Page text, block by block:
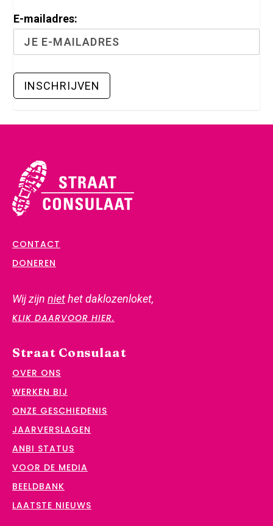
E-mailadres:
CONTACT
DONEREN
Wij zijn niethet daklozenloket,
KLIK DAARVOOR HIER.
Straat Consulaat
OVER ONS
WERKEN BIJ
ONZE GESCHIEDENIS
JAARVERSLAGEN
ANBI STATUS
VOOR DE MEDIA
BEELDBANK
LAATSTE NIEUWS